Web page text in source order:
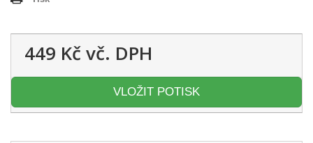
449 Kčvč. DPH
VLOŽIT POTISK